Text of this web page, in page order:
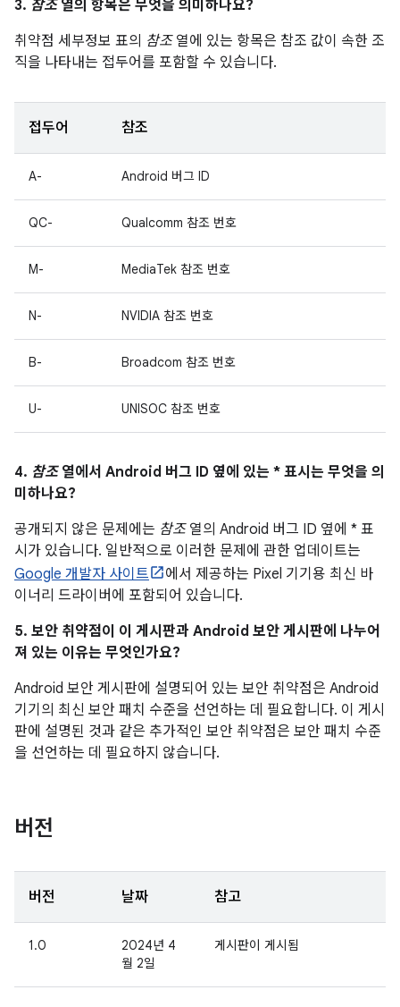
3. 참조열의 항목은 무엇을 의미하나요?
취약점 세부정보 표의 참조열에 있는 항목은 참조 값이 속한 조
직을 나타내는 접두어를 포함할 수 있습니다.
접두어 참조
A- Android 버그 ID
QC- Qualcomm 참조 번호
M- MediaTek 참조 번호
N- NVIDIA 참조 번호
B- Broadcom 참조 번호
U- UNISOC 참조 번호
4. 참조열에서 Android 버그 ID 옆에 있는 * 표시는 무엇을 의
미하나요?
공개되지 않은 문제에는 참조열의 Android 버그 ID 옆에 * 표
시가 있습니다. 일반적으로 이러한 문제에 관한 업데이트는
Google 개발자 사이트
에서 제공하는 Pixel 기기용 최신 바
이너리 드라이버에 포함되어 있습니다.
5. 보안 취약점이 이 게시판과 Android 보안 게시판에 나누어
져 있는 이유는 무엇인가요?
Android 보안 게시판에 설명되어 있는 보안 취약점은 Android
기기의 최신 보안 패치 수준을 선언하는 데 필요합니다. 이 게시
판에 설명된 것과 같은 추가적인 보안 취약점은 보안 패치 수준
을 선언하는 데 필요하지 않습니다.
버전
버전 날짜 참고
1.0
2024년 4
월 2일
게시판이 게시됨